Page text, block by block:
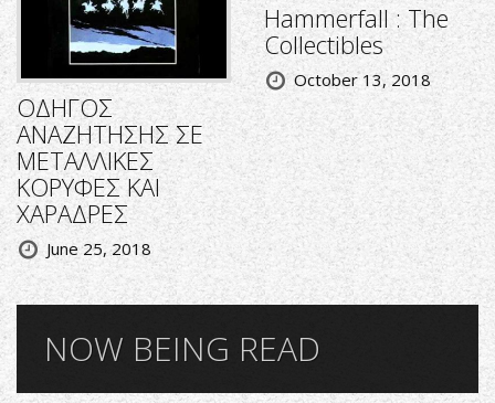
ΟΔΗΓΟΣ
ΑΝΑΖΗΤΗΣΗΣ ΣΕ
ΜΕΤΑΛΛΙΚΕΣ
ΚΟΡΥΦΕΣ ΚΑΙ
ΧΑΡΑΔΡΕΣ
June 25, 2018
Hammerfall : The
Collectibles
October 13, 2018
NOW BEING READ